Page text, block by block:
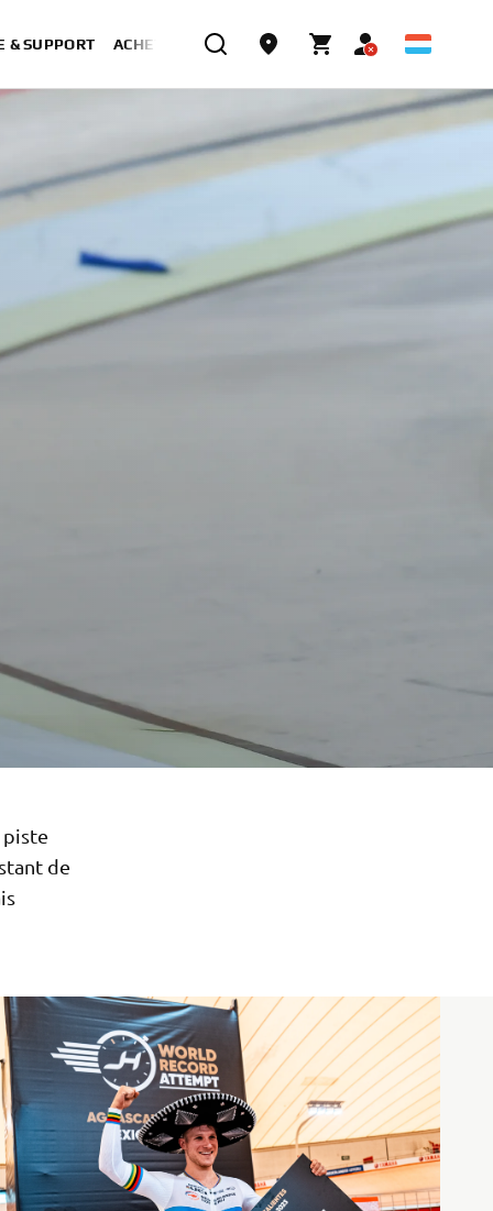
& SUPPORT ACHETER MAINTENANT
piste
de